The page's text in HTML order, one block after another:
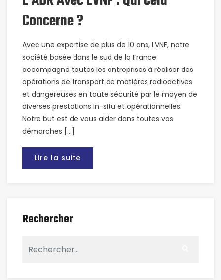
Concerne ?
Avec une expertise de plus de 10 ans, LVNF, notre
société basée dans le sud de la France
accompagne toutes les entreprises à réaliser des
opérations de transport de matières radioactives
et dangereuses en toute sécurité par le moyen de
diverses prestations in-situ et opérationnelles.
Notre but est de vous aider dans toutes vos
démarches […]
Lire la suite
Rechercher